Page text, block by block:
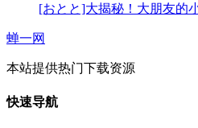
[おとと]大揭秘！大朋友的
蝉一网
本站提供热门下载资源
快速导航